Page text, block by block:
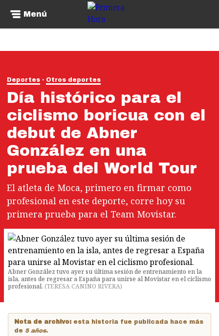
Menú
Deportes Otros deportes
Día histórico para el
ciclismo boricua con el
debut de Abner
González en una
prueba del World Tour
El atleta de Moca, primero en firmar como
profesional en este deporte, corre hoy su
primera prueba para el Team Movistar.
Abner González tuvo ayer su última sesión de entrenamiento en la
isla, antes de regresar a España para unirse al Movistar en el ciclismo
profesional. (TERESA CANINO RIVERA)
Nota de archivo: esta historia fue publicada hace más
de 5 años.